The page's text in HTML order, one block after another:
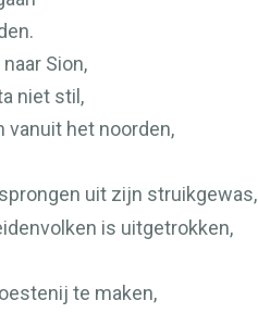
Sion,
niet stil,
vanuit het noorden,
uit zijn struikgewas,
is uitgetrokken,
te maken,